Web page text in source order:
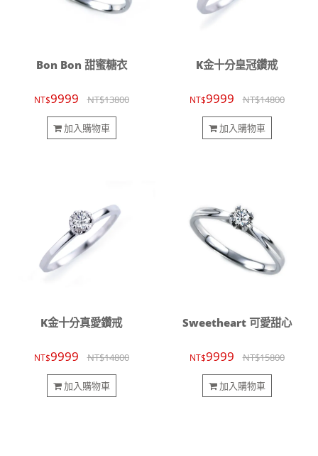
Bon Bon 甜蜜糖衣
NT$9999 NT$13800
加入購物車
K金十分皇冠鑽戒
NT$9999 NT$14800
加入購物車
K金十分真愛鑽戒
NT$9999 NT$14800
加入購物車
Sweetheart 可愛甜心
NT$9999 NT$15800
加入購物車